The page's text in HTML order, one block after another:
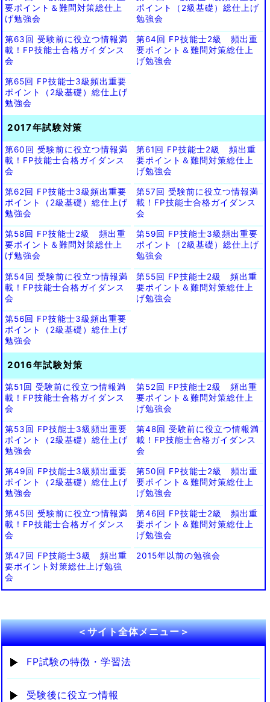
要ポイント＆難問対策総仕上
げ勉強会
ポイント（2級基礎）総仕上げ
勉強会
第63回 受験前に役立つ情報満
載！FP技能士合格ガイダンス
会
第64回 FP技能士2級 頻出重
要ポイント＆難問対策総仕上
げ勉強会
第65回 FP技能士3級頻出重要
ポイント（2級基礎）総仕上げ
勉強会
2017年試験対策
第60回 受験前に役立つ情報満
載！FP技能士合格ガイダンス
会
第61回 FP技能士2級 頻出重
要ポイント＆難問対策総仕上
げ勉強会
第62回 FP技能士3級頻出重要
ポイント（2級基礎）総仕上げ
勉強会
第57回 受験前に役立つ情報満
載！FP技能士合格ガイダンス
会
第58回 FP技能士2級 頻出重
要ポイント＆難問対策総仕上
げ勉強会
第59回 FP技能士3級頻出重要
ポイント（2級基礎）総仕上げ
勉強会
第54回 受験前に役立つ情報満
載！FP技能士合格ガイダンス
会
第55回 FP技能士2級 頻出重
要ポイント＆難問対策総仕上
げ勉強会
第56回 FP技能士3級頻出重要
ポイント（2級基礎）総仕上げ
勉強会
2016年試験対策
第51回 受験前に役立つ情報満
載！FP技能士合格ガイダンス
会
第52回 FP技能士2級 頻出重
要ポイント＆難問対策総仕上
げ勉強会
第53回 FP技能士3級頻出重要
ポイント（2級基礎）総仕上げ
勉強会
第48回 受験前に役立つ情報満
載！FP技能士合格ガイダンス
会
第49回 FP技能士3級頻出重要
ポイント（2級基礎）総仕上げ
勉強会
第50回 FP技能士2級 頻出重
要ポイント＆難問対策総仕上
げ勉強会
第45回 受験前に役立つ情報満
載！FP技能士合格ガイダンス
会
第46回 FP技能士2級 頻出重
要ポイント＆難問対策総仕上
げ勉強会
第47回 FP技能士3級 頻出重
要ポイント対策総仕上げ勉強
会
2015年以前の勉強会
＜サイト全体メニュー＞
FP試験の特徴・学習法
受験後に役立つ情報